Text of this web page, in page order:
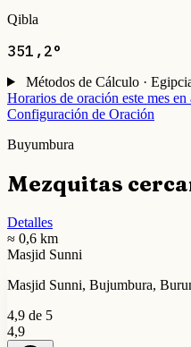
Qibla
351,2°
Métodos de Cálculo ·
Horarios de oración este mes en
Configuración de Oración
Buyumbura
Mezquitas
Detalles
≈ 0,6 km
Masjid Sunni
Masjid Sunni, Bujumbura,
4,9 de 5
4,9